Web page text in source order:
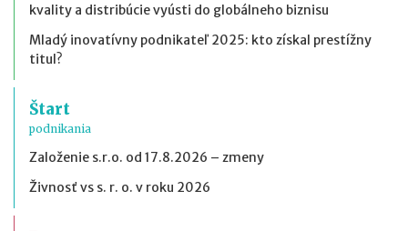
kvality a distribúcie vyústi do globálneho biznisu
Mladý inovatívny podnikateľ 2025: kto získal prestížny
titul?
Štart
podnikania
Založenie s.r.o. od 17.8.2026 – zmeny
Živnosť vs s. r. o. v roku 2026